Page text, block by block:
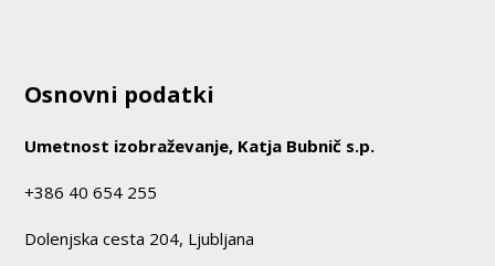
Osnovni podatki
Umetnost izobraževanje, Katja Bubnič s.p.
+386 40 654 255
Dolenjska cesta 204, Ljubljana